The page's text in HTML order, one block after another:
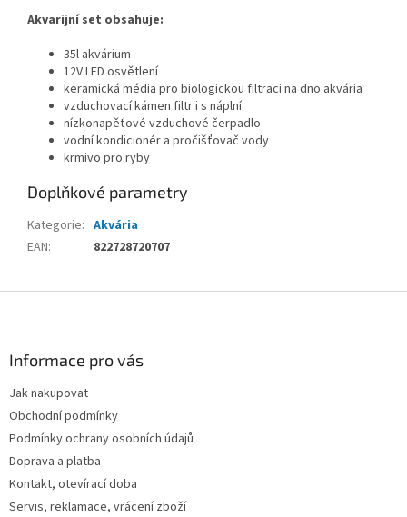
Akvarijní set obsahuje:
35l akvárium
12V LED osvětlení
keramická média pro biologickou filtraci na dno akvária
vzduchovací kámen filtr i s náplní
nízkonapěťové vzduchové čerpadlo
vodní kondicionér a pročišťovač vody
krmivo pro ryby
Doplňkové parametry
Kategorie: Akvária
EAN: 822728720707
Informace pro vás
Jak nakupovat
Obchodní podmínky
Podmínky ochrany osobních údajů
Doprava a platba
Kontakt, otevírací doba
Servis, reklamace, vrácení zboží